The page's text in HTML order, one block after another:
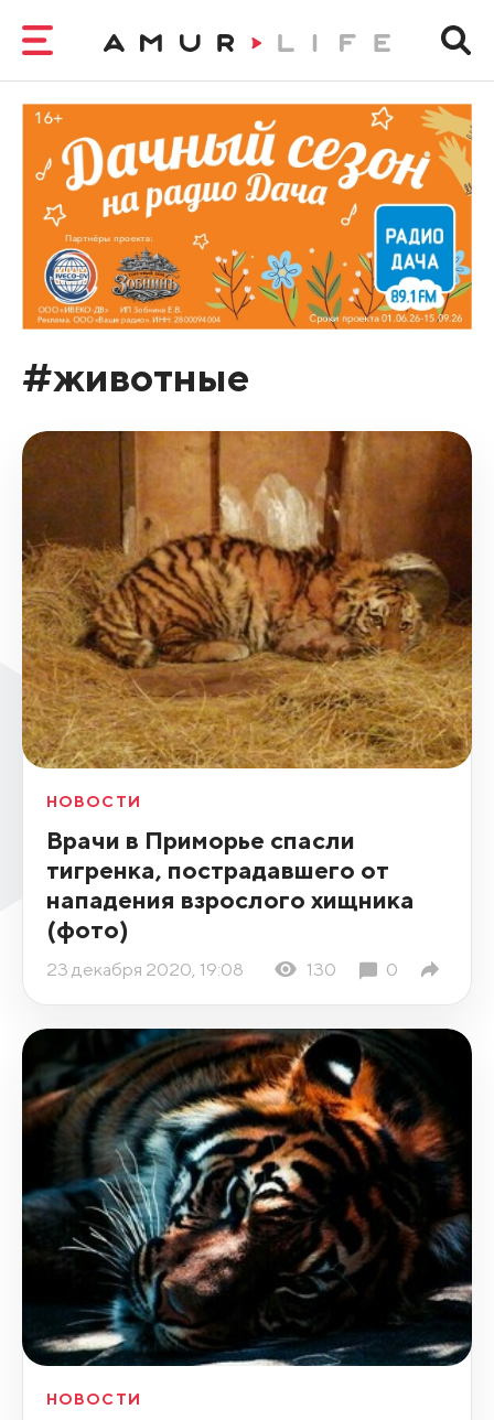
#животные
НОВОСТИ
Врачи в Приморье спасли
тигренка, пострадавшего от
нападения взрослого хищника
(фото)
23 декабря 2020, 19:08 130 0
НОВОСТИ